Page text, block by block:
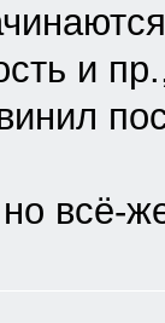
и
всё-